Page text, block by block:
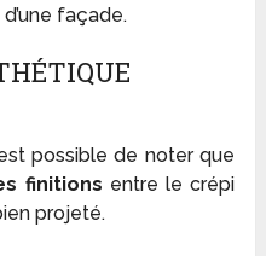
façade.
possible de noter que
finitions entre le crépi
projeté.